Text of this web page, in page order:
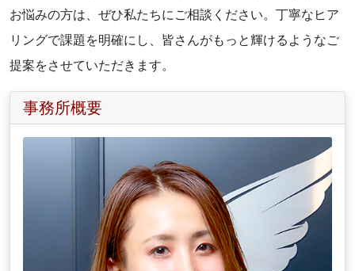
お悩みの方は、ぜひ私たちにご相談ください。丁寧なヒア
リングで課題を明確にし、皆さんがもっと輝けるようなご
提案をさせていただきます。
事務所概要